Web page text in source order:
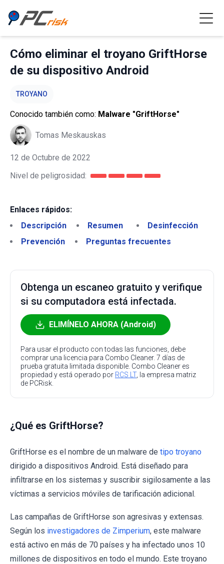
Cómo eliminar el troyano GriftHorse
de su dispositivo Android
TROYANO
Conocido también como: Malware "GriftHorse"
Tomas Meskauskas
12 de Octubre de 2022
Nivel de peligrosidad:
Enlaces rápidos:
Descripción
Resumen
Desinfección
Prevención
Preguntas frecuentes
Obtenga un escaneo gratuito y verifique
si su computadora está infectada.
ELIMÍNELO AHORA (Android)
Para usar el producto con todas las funciones, debe
comprar una licencia para Combo Cleaner. 7 días de
prueba gratuita limitada disponible. Combo Cleaner es
propiedad y está operado por RCS LT, la empresa matriz
de PCRisk.
¿Qué es GriftHorse?
GriftHorse es el nombre de un malware de tipo troyano
dirigido a dispositivos Android. Está diseñado para
infiltrarse en los sistemas y suscribir sigilosamente a las
víctimas a servicios móviles de tarificación adicional.
Las campañas de GriftHorse son agresivas y extensas.
Según los investigadores de Zimperium, este malware
está activo en más de 70 países y ha infectado unos 10
millones de dispositivos en todo el mundo. Este troyano